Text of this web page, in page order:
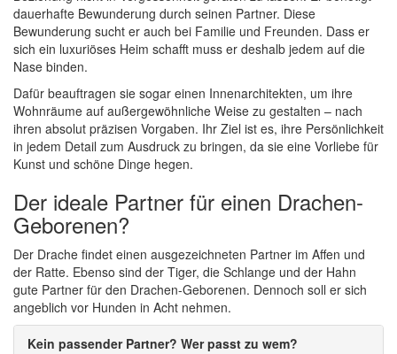
dauerhafte Bewunderung durch seinen Partner. Diese
Bewunderung sucht er auch bei Familie und Freunden. Dass er
sich ein luxuriöses Heim schafft muss er deshalb jedem auf die
Nase binden.
Dafür beauftragen sie sogar einen Innenarchitekten, um ihre
Wohnräume auf außergewöhnliche Weise zu gestalten – nach
ihren absolut präzisen Vorgaben. Ihr Ziel ist es, ihre Persönlichkeit
in jedem Detail zum Ausdruck zu bringen, da sie eine Vorliebe für
Kunst und schöne Dinge hegen.
Der ideale Partner für einen Drachen-
Geborenen?
Der Drache findet einen ausgezeichneten Partner im Affen und
der Ratte. Ebenso sind der Tiger, die Schlange und der Hahn
gute Partner für den Drachen-Geborenen. Dennoch soll er sich
angeblich vor Hunden in Acht nehmen.
Kein passender Partner? Wer passt zu wem?